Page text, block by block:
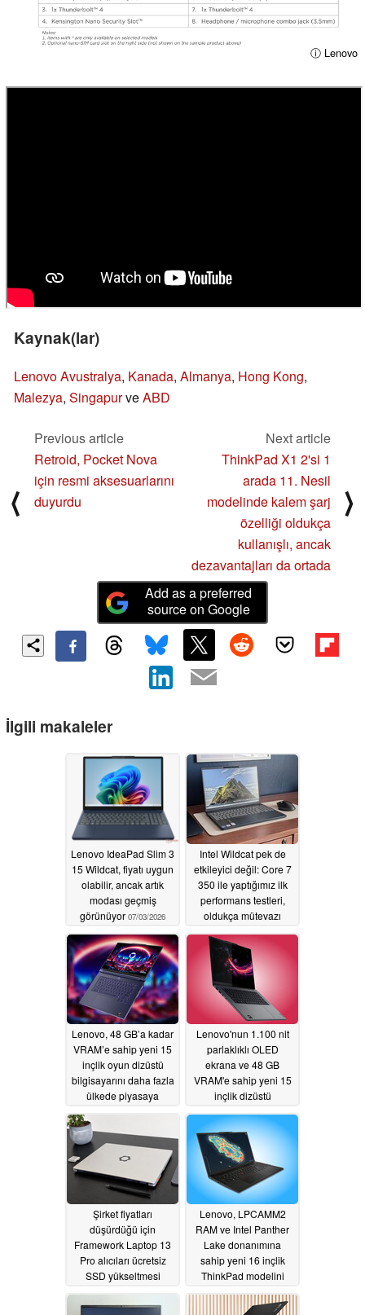
ⓘ Lenovo
Kaynak(lar)
Lenovo Avustralya, Kanada, Almanya, Hong Kong,
Malezya, SingapurveABD
⟨
Previous article
Retroid, Pocket Nova
için resmi aksesuarlarını
duyurdu
Next article
ThinkPad X1 2'si 1
arada 11. Nesil
modelinde kalem şarj
özelliği oldukça
kullanışlı, ancak
dezavantajları da ortada
⟩
Add as a preferred
source on Google
İlgili makaleler
Lenovo IdeaPad Slim 3
15 Wildcat, fiyatı uygun
olabilir, ancak artık
modası geçmiş
görünüyor 07/03/2026
Intel Wildcat pek de
etkileyici değil: Core 7
350 ile yaptığımız ilk
performans testleri,
oldukça mütevazı
koyuyor07/02/2026
Lenovo, 48 GB’a kadar
VRAM’e sahip yeni 15
inçlik oyun dizüstü
bilgisayarını daha fazla
ülkede piyasaya
07/02/2026
Lenovo'nun 1.100 nit
parlaklıklı OLED
ekrana ve 48 GB
VRAM'e sahip yeni 15
inçlik dizüstü
bir uluslararası
pazarda satışa
sunuluyor 07/01/2026
Şirket fiyatları
düşürdüğü için
Framework Laptop 13
Pro alıcıları ücretsiz
SSD yükseltmesi
06/27/2026
Lenovo, LPCAMM2
RAM ve Intel Panther
Lake donanımına
sahip yeni 16 inçlik
ThinkPad modelini
piyasaya sürdü